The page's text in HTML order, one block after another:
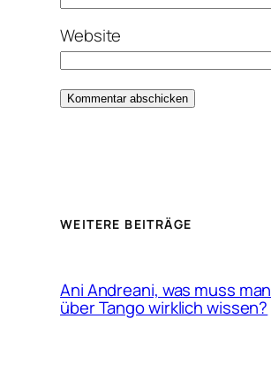
Website
WEITERE BEITRÄGE
Ani Andreani, was muss man
über Tango wirklich wissen?